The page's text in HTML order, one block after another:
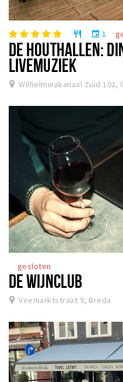
restaurant event 1
DE HOUTHALLEN:
LIVEMUZIEK
Wilhelminakanaal Zuid
gesloten
DE WIJNCLUB
Veemarktstraat 9, Breda